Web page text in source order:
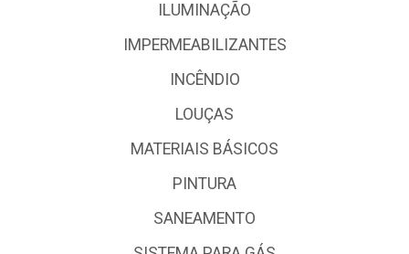
ILUMINAÇÃO
IMPERMEABILIZANTES
INCÊNDIO
LOUÇAS
MATERIAIS BÁSICOS
PINTURA
SANEAMENTO